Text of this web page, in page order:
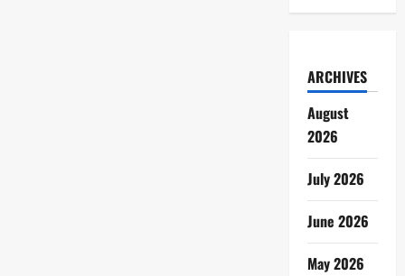
ARCHIVES
August
2026
July 2026
June 2026
May 2026